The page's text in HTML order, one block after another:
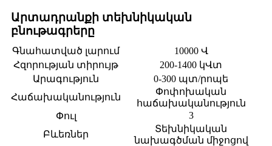
Արտադրանքի տեխնիկական
բնութագրերը
Գնահատված լարում
10000 Վ
Հզորության տիրույթ
200-1400 կՎտ
Արագություն
0-300 պտ/րոպե
Հաճախականություն
Փոփոխական
հաճախականություն
Փուլ
3
Բևեռներ
Տեխնիկական
նախագծման միջոցով